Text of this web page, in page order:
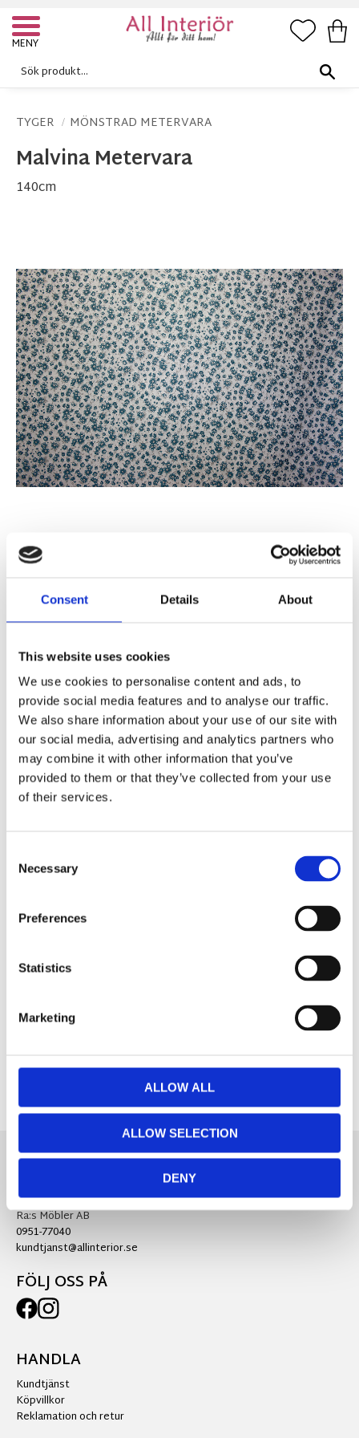
Consent Details About
This website uses cookies
We use cookies to personalise content and ads, to
provide social media features and to analyse our traffic.
We also share information about your use of our site with
our social media, advertising and analytics partners who
may combine it with other information that you’ve
provided to them or that they’ve collected from your use
of their services.
Selection
Necessary
Preferences
Statistics
Marketing
ALLOW ALL
ALLOW SELECTION
DENY
Meny
TYGER MÖNSTRAD METERVARA
Malvina Metervara
140cm
219
Antal
Lagerstatus 15.5 m i lager Artikelnr 12743-12
Tillverkare
SVP Textil
Fri frakt över 995kr
Snabba leveranser
Enkel betalning med Klarna
Vacker och stilren metervara i ett kraftigare tyg
med blommigt mönster i blått på ljus botten.
MÅTT OCH SPECIFIKATIONER
Visa alla produkter från SVP Textil
KONTAKTA OSS
Ra:s Möbler AB
0951-77040
kundtjanst@allinterior.se
FÖLJ OSS PÅ
HANDLA
Kundtjänst
Köpvillkor
Reklamation och retur